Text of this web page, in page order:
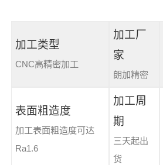
加工类型
CNC高精密加工
加工厂
家
朗加精密
表面粗造度
加工表面粗造度可达
Ra1.6
加工周
期
三天起出
货